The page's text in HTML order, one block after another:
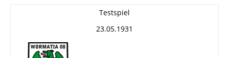
Testspiel
23.05.1931